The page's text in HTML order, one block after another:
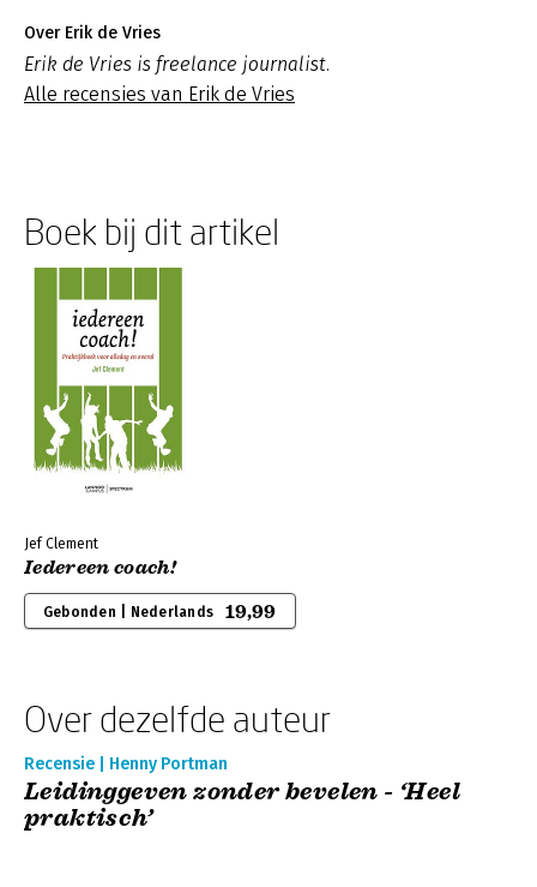
Over Erik de Vries
Erik de Vries is freelance journalist.
Alle recensies van Erik de Vries
Boek bij dit artikel
Jef Clement
Iedereen coach!
Gebonden | Nederlands 19,99
Over dezelfde auteur
Recensie | Henny Portman
Leidinggeven zonder bevelen - ‘Heel
praktisch’